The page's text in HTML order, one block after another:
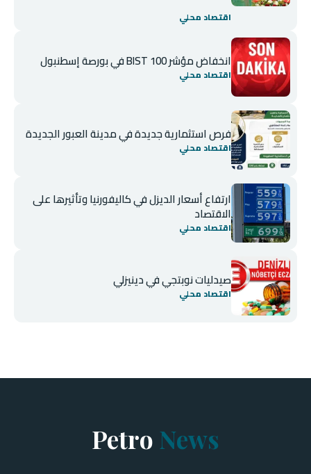
اقتصاد محلي
انخفاض مؤشر BIST 100 في بورصة إسطنبول
اقتصاد محلي
فرص استثمارية جديدة في مدينة العبور الجديدة
اقتصاد محلي
ارتفاع أسعار الديزل في كاليفورنيا وتأثيرها على
الاقتصاد
اقتصاد محلي
صيدليات نوبتجي في دينيزلي
اقتصاد محلي
Petro News